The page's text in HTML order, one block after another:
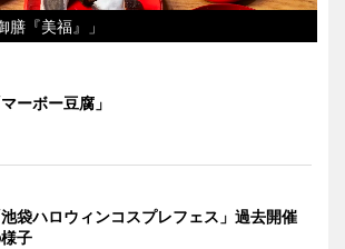
膳『美福』」
マーボー豆腐」
池袋ハロウィンコスプレフェス」過去開催
子